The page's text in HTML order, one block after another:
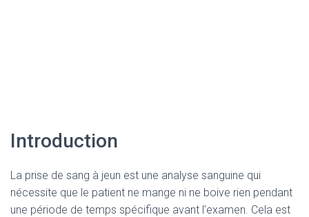
Introduction
La prise de sang à jeun est une analyse sanguine qui
nécessite que le patient ne mange ni ne boive rien pendant
une période de temps spécifique avant l’examen. Cela est